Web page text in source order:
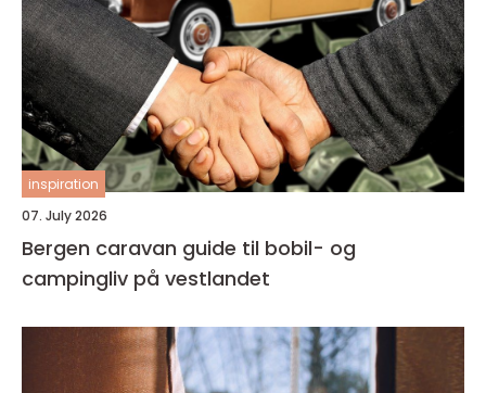
inspiration
07. July 2026
Bergen caravan guide til bobil- og
campingliv på vestlandet